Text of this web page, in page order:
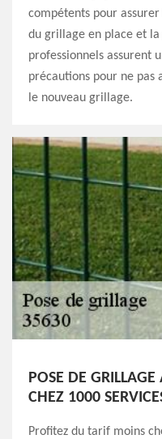
compétents pour
du grillage en place et la
professionnels assurent
précautions pour ne
le nouveau grillage.
POSE DE
CHEZ 1000
Profitez du tarif moins